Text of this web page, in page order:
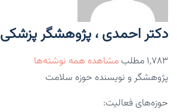
دکتر احمدی ، پژوهشگر پزشکی
۱,۷۸۳ مطلب
مشاهده همه نوشته‌ها
پژوهشگر و نویسنده حوزه سلامت
حوزه‌های فعالیت: